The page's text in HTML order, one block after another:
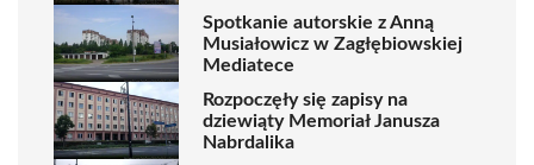
Spotkanie autorskie z Anną
Musiałowicz w Zagłębiowskiej
Mediatece
Rozpoczęły się zapisy na
dziewiąty Memoriał Janusza
Nabrdalika